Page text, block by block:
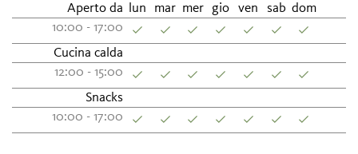
Aperto da lun mar mer gio ven sab dom
10:00 - 17:00
Cucina calda
12:00 - 15:00
Snacks
10:00 - 17:00